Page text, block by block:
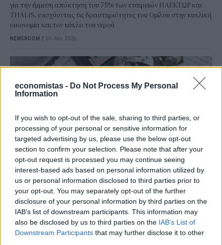
economistas - Do Not Process My Personal
Information
If you wish to opt-out of the sale, sharing to third parties, or
processing of your personal or sensitive information for
targeted advertising by us, please use the below opt-out
section to confirm your selection. Please note that after your
opt-out request is processed you may continue seeing
interest-based ads based on personal information utilized by
us or personal information disclosed to third parties prior to
your opt-out. You may separately opt-out of the further
disclosure of your personal information by third parties on the
IAB’s list of downstream participants. This information may
also be disclosed by us to third parties on the IAB’s List of
Downstream Participants that may further disclose it to other
για την έμμεση απόκτηση του 75% των εταιρειών ΗΛΕΚΤΩΡ και
THALIS, ενισχύοντας τις δραστηριότητες του Ομίλου στην κυκλική
οικονομία και τον κύκλο του νερού.
NEWSROOM / 05 Αυγ 2026
ΕΠΙΧΕΙΡΗΣΕΙΣ
Τι είναι το «φαινόμενο του κραγιόν» στο
οποίο πόνταρε η L’Oréal
Έχετε νιώσει ποτέ την ανάγκη να αγοράσετε κάτι μόνο και μόνο για
να αισθανθείτε καλύτερα; Αν ναι, δεν είστε οι μόνοι. Το «φαινόμενο